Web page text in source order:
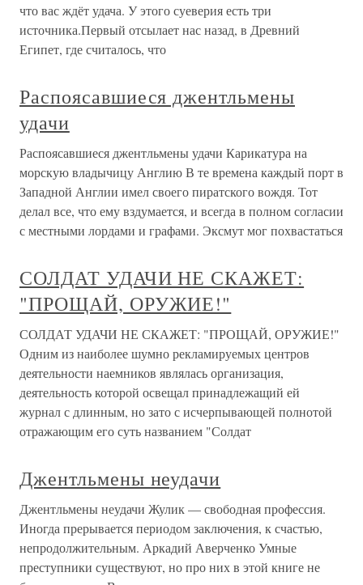
что вас ждёт удача. У этого суеверия есть три
источника.Первый отсылает нас назад, в Древний
Египет, где считалось, что
Распоясавшиеся джентльмены
удачи
Распоясавшиеся джентльмены удачи Карикатура на
морскую владычицу Англию В те времена каждый порт в
Западной Англии имел своего пиратского вождя. Тот
делал все, что ему вздумается, и всегда в полном согласии
с местными лордами и графами. Эксмут мог похвастаться
СОЛДАТ УДАЧИ НЕ СКАЖЕТ:
"ПРОЩАЙ, ОРУЖИЕ!"
СОЛДАТ УДАЧИ НЕ СКАЖЕТ: "ПРОЩАЙ, ОРУЖИЕ!"
Одним из наиболее шумно рекламируемых центров
деятельности наемников являлась организация,
деятельность которой освещал принадлежащий ей
журнал с длинным, но зато с исчерпывающей полнотой
отражающим его суть названием "Солдат
Джентльмены неудачи
Джентльмены неудачи Жулик — свободная профессия.
Иногда прерывается периодом заключения, к счастью,
непродолжительным. Аркадий Аверченко Умные
преступники существуют, но про них в этой книге не